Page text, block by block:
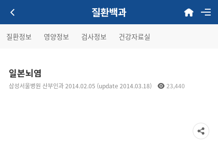
질환백과
질환정보 영양정보 검사정보 건강자료실
일본뇌염
삼성서울병원 산부인과 2014.02.05 (update 2014.03.18) 23,440